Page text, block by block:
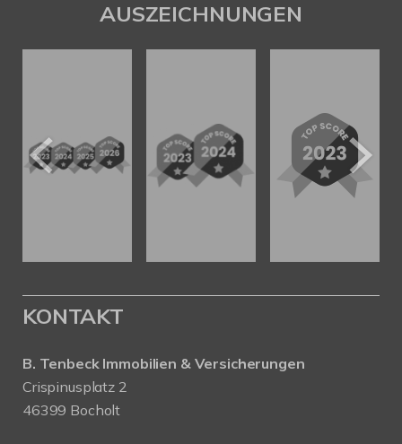
AUSZEICHNUNGEN
KONTAKT
B. Tenbeck Immobilien & Versicherungen
Crispinusplatz 2
46399 Bocholt